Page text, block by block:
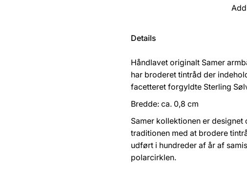
Details
Håndlavet originalt Samer
har broderet tintråd der
facetteret forgyldte Sterling
Bredde: ca. 0,8 cm
Samer kollektionen er
traditionen med at brodere
udført i hundreder af år af
polarcirklen.